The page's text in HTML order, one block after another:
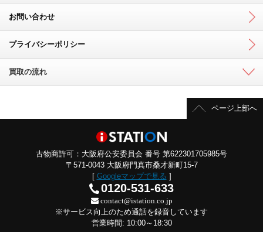
お問い合わせ
プライバシーポリシー
買取の流れ
ページ上部へ
古物商許可：大阪府公安委員会 番号 第622301705985号
〒571-0043 大阪府門真市桑才新町15-7
[ Googleマップで見る ]
0120-531-633
contact@istation.co.jp
※サービス向上のため通話を録音しています
営業時間: 10:00～18:30